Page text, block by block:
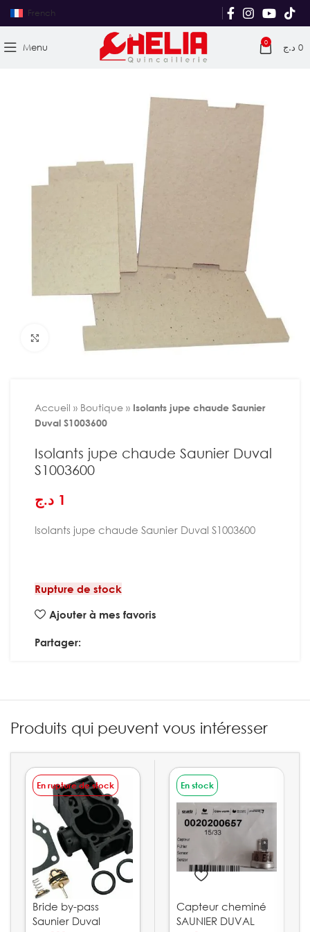
French
Menu 0 0 د.ج
Agrandir
Accueil » Boutique » Isolants jupe chaude Saunier
Duval S1003600
Isolants jupe chaude Saunier Duval
S1003600
1 د.ج
Isolants jupe chaude Saunier Duval S1003600
Rupture de stock
Ajouter à mes favoris
Partager:
Produits qui peuvent vous intéresser
En rupture de stock
Bride by-pass
Saunier Duval
En stock
Capteur cheminé
SAUNIER DUVAL